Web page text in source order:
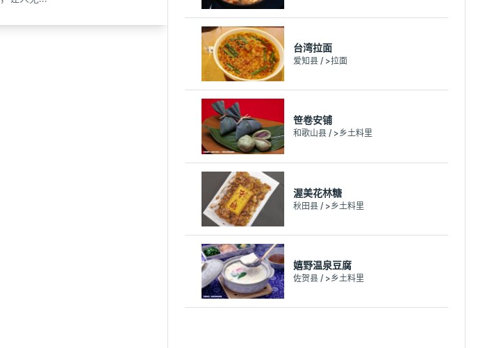
台湾拉面
爱知县 / >拉面
笹卷安铺
和歌山县 / >乡土料里
渥美花林糖
秋田县 / >乡土料里
嬉野温泉豆腐
佐贺县 / >乡土料里